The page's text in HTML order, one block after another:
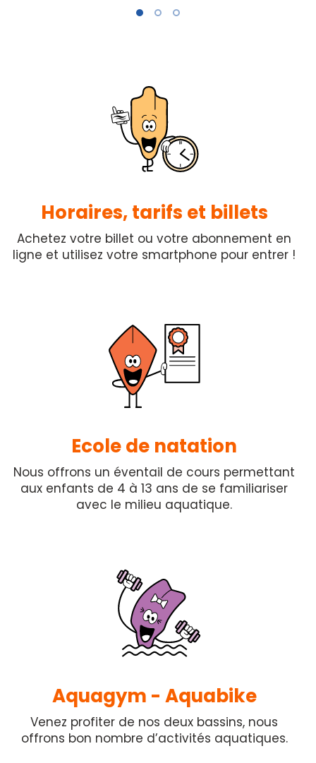
Horaires, tarifs et billets
Achetez votre billet ou votre abonnement en
ligne et utilisez votre smartphone pour entrer !
Ecole de natation
Nous offrons un éventail de cours permettant
aux enfants de 4 à 13 ans de se familiariser
avec le milieu aquatique.
Aquagym - Aquabike
Venez profiter de nos deux bassins, nous
offrons bon nombre d’activités aquatiques.